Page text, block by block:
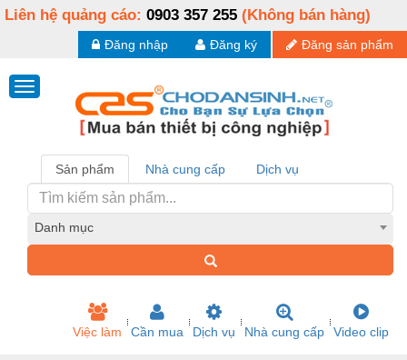
Liên hệ quảng cáo: 0903 357 255 (Không bán hàng)
Đăng sản phẩm
Đăng ký
Đăng nhập
Sản phẩm Nhà cung cấp Dịch vụ
Danh mục
Việc làm Cần mua Dịch vụ Nhà cung cấp Video clip